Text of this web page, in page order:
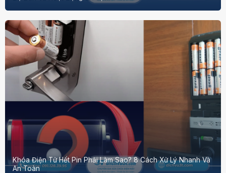
Khóa Điện Tử Hết Pin Phải Làm Sao? 8 Cách Xử Lý Nhanh Và
An Toàn